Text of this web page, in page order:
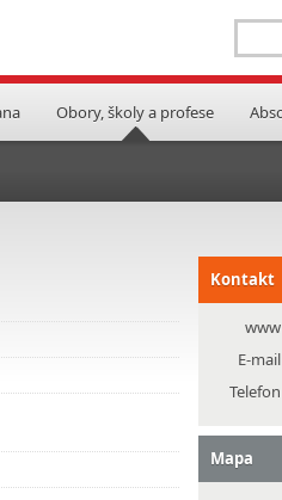
Obory, školy a profese
Kontakt
www
E-mail
Telefon
Mapa